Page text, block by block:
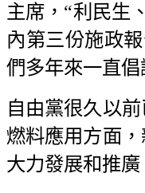
主席，“利民生
內第三份施政
們多年來一直
自由黨很久以
燃料應用方面
大力發展和推廣